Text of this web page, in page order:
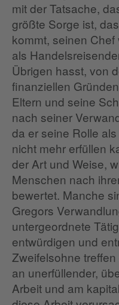
mit der Tatsache,
größte Sorge ist,
kommt, seinen
als
Übrigen hasst, von
finanziellen
Eltern und seine
nach seiner
da er seine Rolle
nicht mehr erfüllen
der Art und Weise,
Menschen nach
bewertet. Manche
Gregors
untergeordnete
entwürdigen und
Zweifelsohne
an unerfüllender,
Arbeit und am